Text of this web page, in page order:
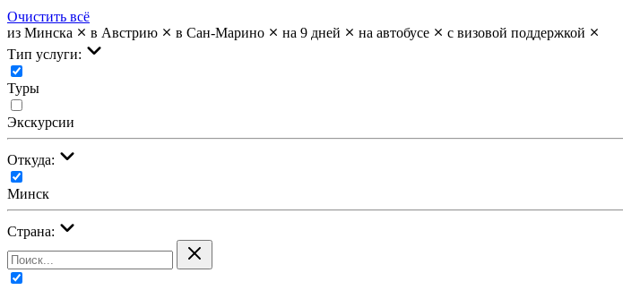
Очистить всё
из Минска
в Австрию в Сан-Марино на 9 дней на автобусе
с визовой поддержкой
Тип услуги:
Туры
Экскурсии
Откуда:
Минск
Страна: